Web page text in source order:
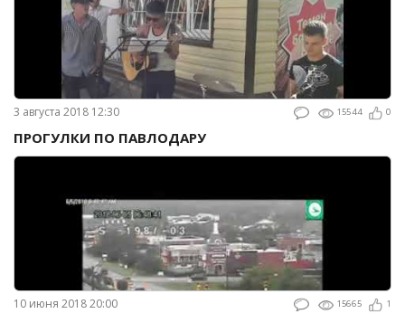
3 августа 2018 12:30 15544 0
ПРОГУЛКИ ПО ПАВЛОДАРУ
10 июня 2018 20:00 15665 1